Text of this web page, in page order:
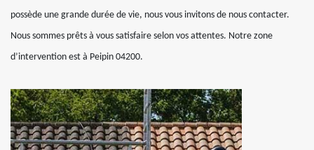
possède une grande durée de vie, nous vous invitons de nous contacter.
Nous sommes prêts à vous satisfaire selon vos attentes. Notre zone
d’intervention est à Peipin 04200.